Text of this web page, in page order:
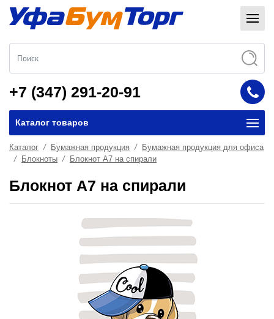
+7 (347) 291-20-91
Каталог товаров
Каталог Бумажная продукция
Бумажная продукция для офиса
Блокноты
Блокнот А7 на спирали
Блокнот А7 на спирали